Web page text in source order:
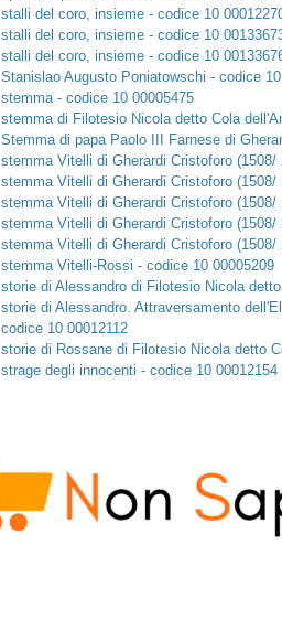
stalli del coro, insieme - codice 10
stalli del coro, insieme - codice 10
stalli del coro, insieme - codice 10
Stanislao Augusto Poniatowschi - codice
stemma - codice 10 00005475
stemma di Filotesio Nicola detto Cola
Stemma di papa Paolo III Farnese di
stemma Vitelli di Gherardi Cristoforo
stemma Vitelli di Gherardi Cristoforo
stemma Vitelli di Gherardi Cristoforo
stemma Vitelli di Gherardi Cristoforo
stemma Vitelli di Gherardi Cristoforo
stemma Vitelli-Rossi - codice 10 00005209
storie di Alessandro di Filotesio Nicola
storie di Alessandro. Attraversamento
codice 10 00012112
storie di Rossane di Filotesio Nicola detto
strage degli innocenti - codice 10 00012154